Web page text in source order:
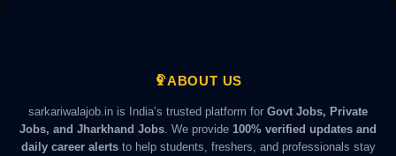
ABOUT US
sarkariwalajob.in is India’s trusted platform for Govt Jobs, Private
Jobs, and Jharkhand Jobs . We provide 100% verified updates and
daily career alertsto help students, freshers, and professionals stay